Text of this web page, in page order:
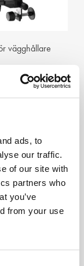
ads, to
our traffic.
of our site with
partners who
you’ve
from your use
To Cart
vägghållare
Visa